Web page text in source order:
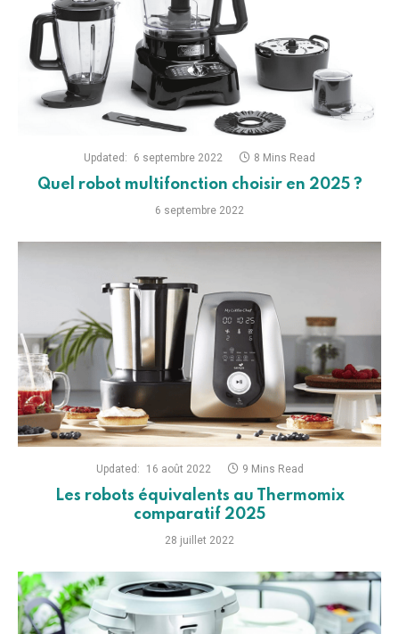
Updated: 6 septembre 2022 8 Mins Read
Quel robot multifonction choisir en 2025 ?
6 septembre 2022
Updated: 16 août 2022 9 Mins Read
Les robots équivalents au Thermomix
comparatif 2025
28 juillet 2022